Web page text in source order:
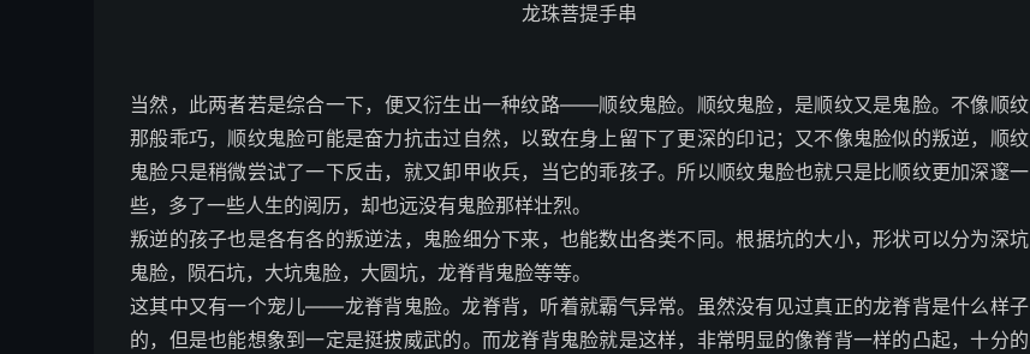
龙珠菩提手串
当然，此两者若是综合一下，便又衍生出一种纹路——顺纹鬼脸。顺纹鬼脸，是顺纹又是鬼脸。不像顺纹
那般乖巧，顺纹鬼脸可能是奋力抗击过自然，以致在身上留下了更深的印记；又不像鬼脸似的叛逆，顺纹
鬼脸只是稍微尝试了一下反击，就又卸甲收兵，当它的乖孩子。所以顺纹鬼脸也就只是比顺纹更加深邃一
些，多了一些人生的阅历，却也远没有鬼脸那样壮烈。
叛逆的孩子也是各有各的叛逆法，鬼脸细分下来，也能数出各类不同。根据坑的大小，形状可以分为深坑
鬼脸，陨石坑，大坑鬼脸，大圆坑，龙脊背鬼脸等等。
这其中又有一个宠儿——龙脊背鬼脸。龙脊背，听着就霸气异常。虽然没有见过真正的龙脊背是什么样子
的，但是也能想象到一定是挺拔威武的。而龙脊背鬼脸就是这样，非常明显的像脊背一样的凸起，十分的